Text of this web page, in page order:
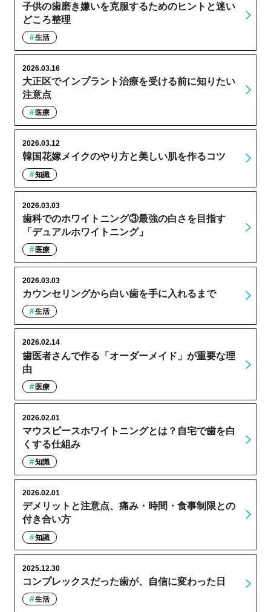
子供の歯磨き嫌いを克服するためのヒントと迷い
どころ整理
生活
大正区でインプラント治療を受ける前に知りたい
注意点
2026.03.16
医療
韓国花嫁メイクのやり方と美しい肌を作るコツ
2026.03.12
知識
歯科でのホワイトニング③最強の白さを目指す
「デュアルホワイトニング」
2026.03.03
医療
カウンセリングから白い歯を手に入れるまで
2026.03.03
生活
歯医者さんで作る「オーダーメイド」が重要な理
由
2026.02.14
医療
マウスピースホワイトニングとは？自宅で歯を白
くする仕組み
2026.02.01
知識
デメリットと注意点、痛み・時間・食事制限との
付き合い方
2026.02.01
知識
コンプレックスだった歯が、自信に変わった日
2025.12.30
生活